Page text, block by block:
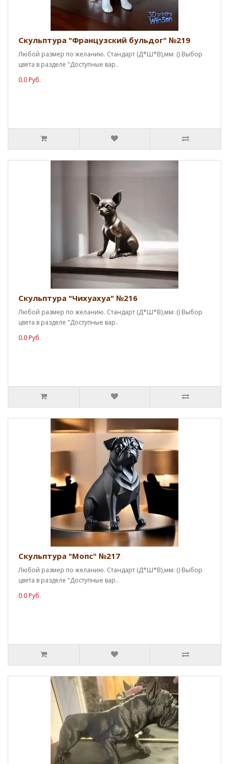
Скульптура "Французский бульдог" №219
Любой размер по желанию. Стандарт (Д*Ш*В),мм: () Выбор
цвета в разделе "Доступные вар..
0.0 Руб.
Скульптура "Чихуахуа" №216
Любой размер по желанию. Стандарт (Д*Ш*В),мм: () Выбор
цвета в разделе "Доступные вар..
0.0 Руб.
Скульптура "Мопс" №217
Любой размер по желанию. Стандарт (Д*Ш*В),мм: () Выбор
цвета в разделе "Доступные вар..
0.0 Руб.